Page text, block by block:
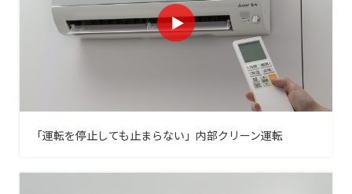
「運転を停止しても止まらない」内部クリーン運転